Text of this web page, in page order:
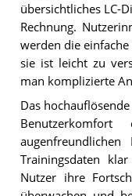
übersichtliches LC-
Rechnung.
werden die
sie ist leicht zu
man komplizierte
Das
Trainingsdaten
Nutzer ihre